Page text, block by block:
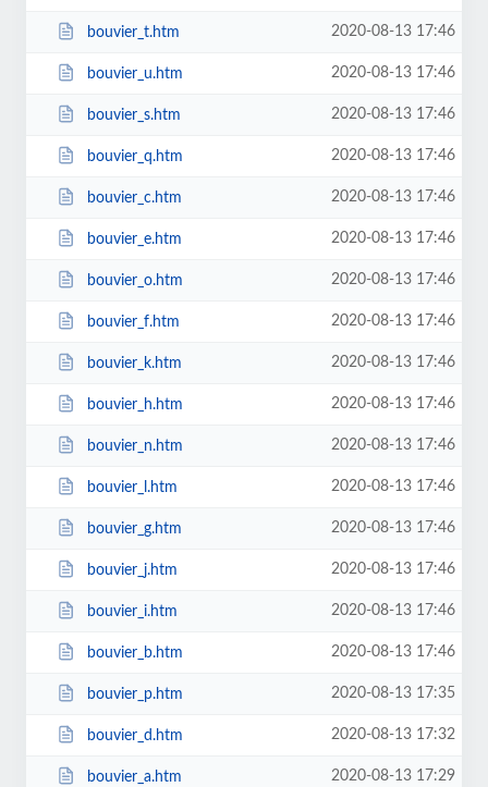
bouvier_t.htm 2020-08-13 17:46
bouvier_u.htm 2020-08-13 17:46
bouvier_s.htm 2020-08-13 17:46
bouvier_q.htm 2020-08-13 17:46
bouvier_c.htm 2020-08-13 17:46
bouvier_e.htm 2020-08-13 17:46
bouvier_o.htm 2020-08-13 17:46
bouvier_f.htm 2020-08-13 17:46
bouvier_k.htm 2020-08-13 17:46
bouvier_h.htm 2020-08-13 17:46
bouvier_n.htm 2020-08-13 17:46
bouvier_l.htm 2020-08-13 17:46
bouvier_g.htm 2020-08-13 17:46
bouvier_j.htm 2020-08-13 17:46
bouvier_i.htm 2020-08-13 17:46
bouvier_b.htm 2020-08-13 17:46
bouvier_p.htm 2020-08-13 17:35
bouvier_d.htm 2020-08-13 17:32
bouvier_a.htm 2020-08-13 17:29